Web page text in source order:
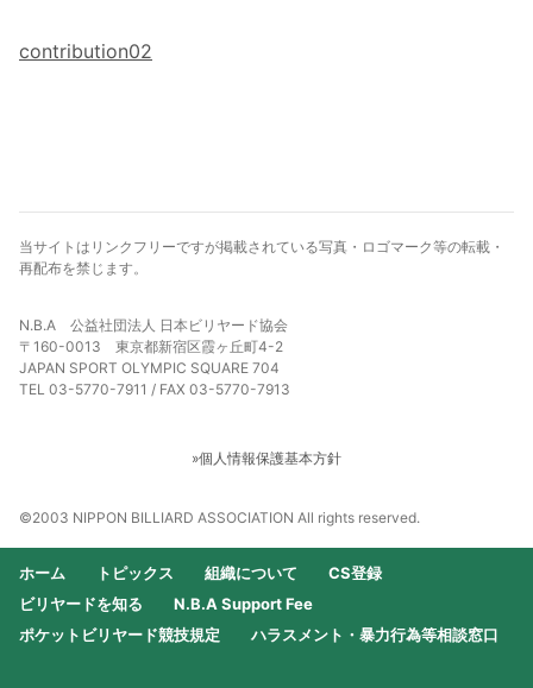
contribution02
当サイトはリンクフリーですが掲載されている写真・ロゴマーク等の転載・
再配布を禁じます。
N.B.A 公益社団法人 日本ビリヤード協会
〒160-0013 東京都新宿区霞ヶ丘町4-2
JAPAN SPORT OLYMPIC SQUARE 704
TEL 03-5770-7911 / FAX 03-5770-7913
»個人情報保護基本方針
©2003 NIPPON BILLIARD ASSOCIATION All rights reserved.
ホーム トピックス 組織について
CS登録
ビリヤードを知る
N.B.A Support Fee
ポケットビリヤード競技規定
ハラスメント・暴力行為等相談窓口